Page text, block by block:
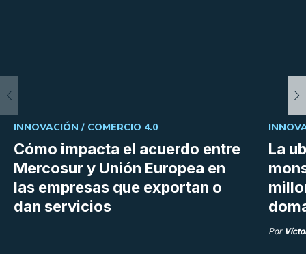
Cómo impacta el acuerdo entre
Mercosur y Unión Europea en
las empresas que exportan o
dan servicios
INNOVACIÓN / COMERCIO 4.0
La
Por